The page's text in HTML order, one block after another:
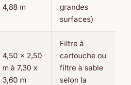
4,88 m
grandes
surfaces)
4,50 x 2,50
m à 7,30 x
3,60 m
Filtre à
cartouche ou
filtre à sable
selon la